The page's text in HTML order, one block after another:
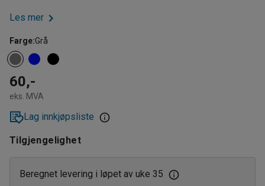
Les mer
Farge:Grå
60,-
eks. MVA
Lag innkjøpsliste
Tilgjengelighet
Beregnet levering i løpet av uke 35